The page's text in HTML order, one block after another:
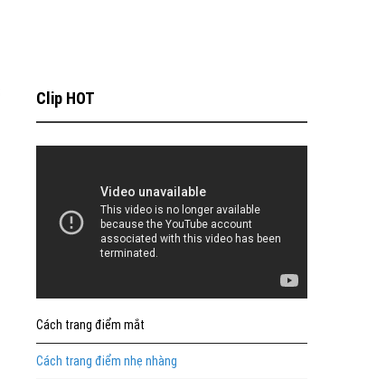
Clip HOT
Cách trang điểm mắt
Cách trang điểm nhẹ nhàng